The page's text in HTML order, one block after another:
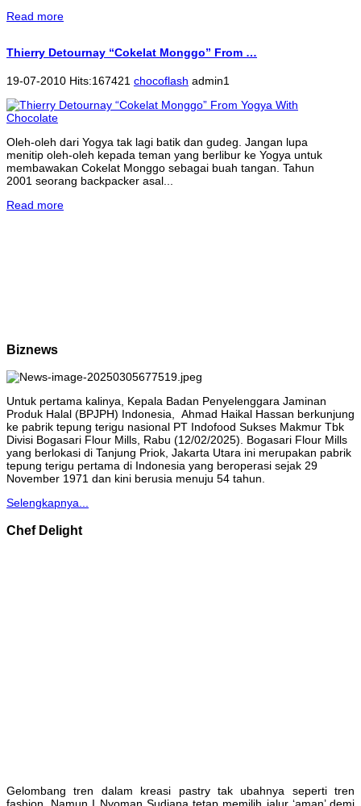
Read more
Thierry Detournay “Cokelat Monggo” From …
19-07-2010 Hits:167421 chocoflash admin1
Oleh-oleh dari Yogya tak lagi batik dan gudeg. Jangan lupa
menitip oleh-oleh kepada teman yang berlibur ke Yogya untuk
membawakan Cokelat Monggo sebagai buah tangan. Tahun
2001 seorang backpacker asal...
Read more
Biznews
Untuk pertama kalinya, Kepala Badan Penyelenggara Jaminan
Produk Halal (BPJPH) Indonesia, Ahmad Haikal Hassan berkunjung
ke pabrik tepung terigu nasional PT Indofood Sukses Makmur Tbk
Divisi Bogasari Flour Mills, Rabu (12/02/2025). Bogasari Flour Mills
yang berlokasi di Tanjung Priok, Jakarta Utara ini merupakan pabrik
tepung terigu pertama di Indonesia yang beroperasi sejak 29
November 1971 dan kini berusia menuju 54 tahun.
Selengkapnya...
Chef Delight
Gelombang tren dalam kreasi pastry tak ubahnya seperti tren